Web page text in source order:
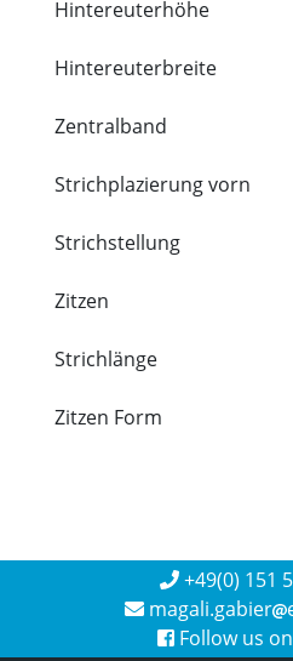
Hintereuterhöhe
Hintereuterbreite
Zentralband
Strichplazierung vorn
Strichstellung
Zitzen
Strichlänge
Zitzen Form
+49(0) 151
magali.gabier
Follow us